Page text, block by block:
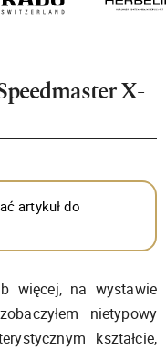
X-
artykuł do
więcej, na wystawie
nietypowy
kształcie,